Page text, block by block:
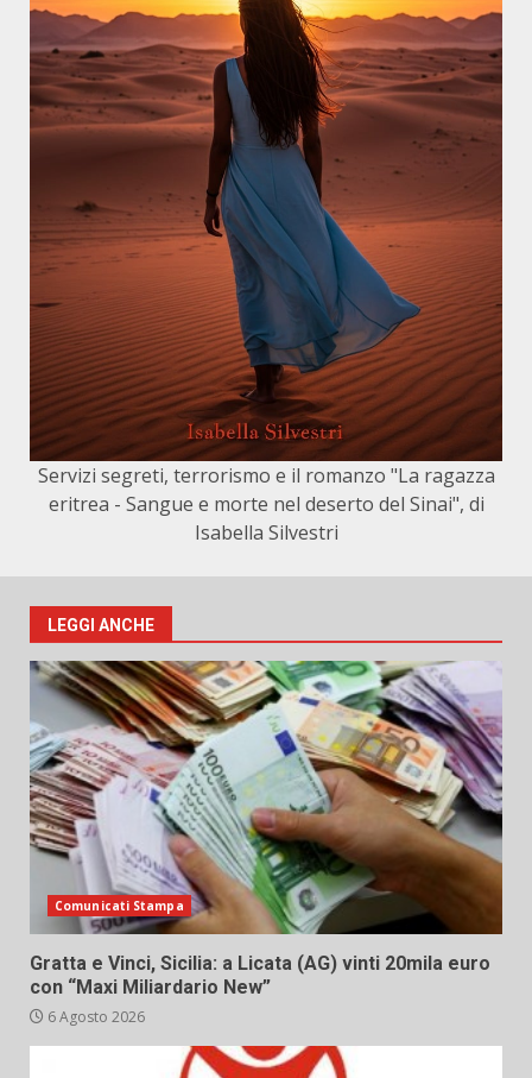
Servizi segreti, terrorismo e il romanzo "La ragazza
eritrea - Sangue e morte nel deserto del Sinai", di
Isabella Silvestri
LEGGI ANCHE
Comunicati Stampa
Gratta e Vinci, Sicilia: a Licata (AG) vinti 20mila euro
con “Maxi Miliardario New”
6 Agosto 2026